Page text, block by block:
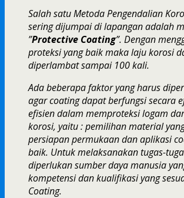
Salah satu Metoda Pengendalian
sering dijumpai di lapangan adalah
”Protective Coating”. Dengan
proteksi yang baik maka laju korosi
diperlambat sampai 100 kali.
Ada beberapa faktor yang harus
agar coating dapat berfungsi secara
efisien dalam memproteksi logam
korosi, yaitu : pemilihan material
persiapan permukaan dan aplikasi
baik. Untuk melaksanakan tugas-
diperlukan sumber daya manusia
kompetensi dan kualifikasi yang
Coating.